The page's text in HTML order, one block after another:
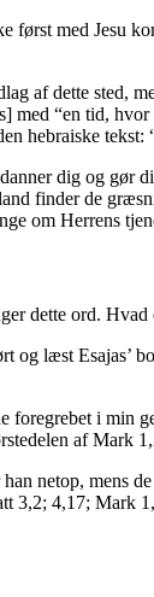
først med
af dette sted,
med “en tid,
hebraiske
dig og
finder de
om Herrens
dette ord.
læst Esajas’
i min
af Mark
netop, mens
3,2; 4,17;